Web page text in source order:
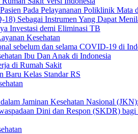
Pada Pelayananan Poliklinik Mata
Sebagai Instrumen Yang Dapat
Investasi demi Eliminasi TB
Kesehatan
sebelum dan selama COVID-19 di
Ibu Dan Anak di Indonesia
di Rumah Sakit
Kelas Standar RS
Jaminan Kesehatan Nasional
Dini dan Respon (SKDR)